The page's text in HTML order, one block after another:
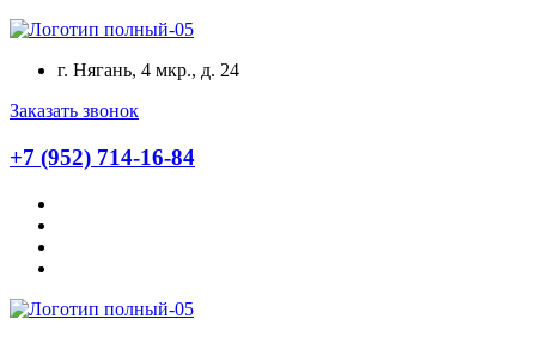
г. Нягань, 4 мкр., д. 24
Заказать звонок
+7 (952) 714-16-84